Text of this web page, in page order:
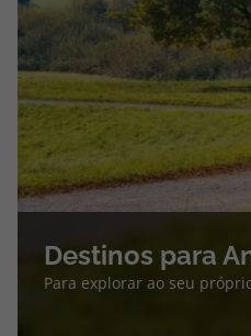
Destinos para
Para explorar ao seu